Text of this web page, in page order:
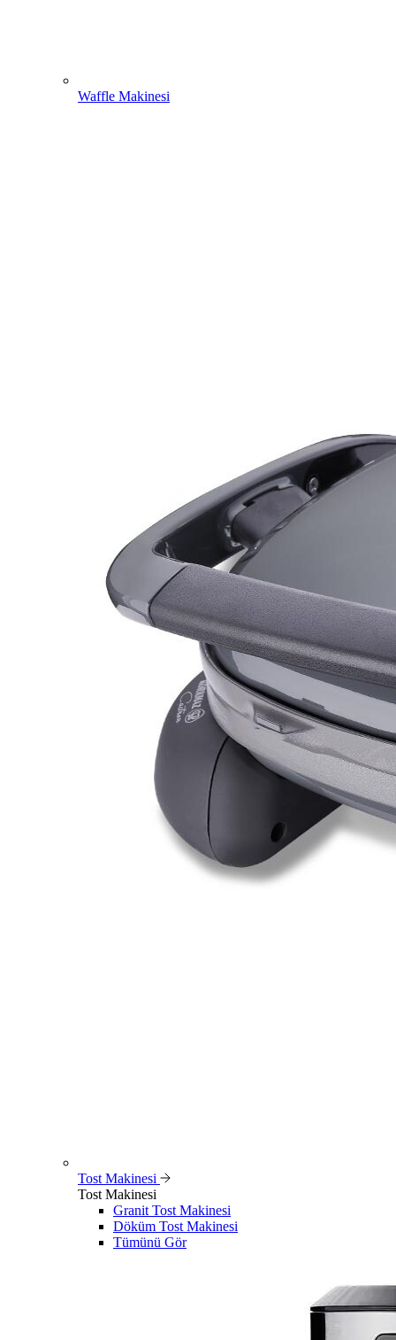
Waffle Makinesi
Tost Makinesi
Tost Makinesi
Granit Tost Makinesi
Döküm Tost Makinesi
Tümünü Gör